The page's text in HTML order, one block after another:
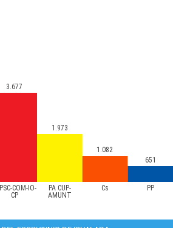
PSC-COM-IO-
CP
PA CUP-
AMUNT
Cs PP
3.677
1.973
1.082
651